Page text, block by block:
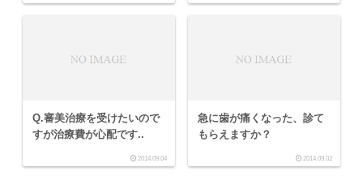
Q.審美治療を受けたいので
すが治療費が心配です..
2014.09.04
急に歯が痛くなった、診て
もらえますか？
2014.09.02